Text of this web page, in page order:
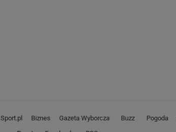
Sport.pl Biznes Gazeta Wyborcza Buzz Pogoda